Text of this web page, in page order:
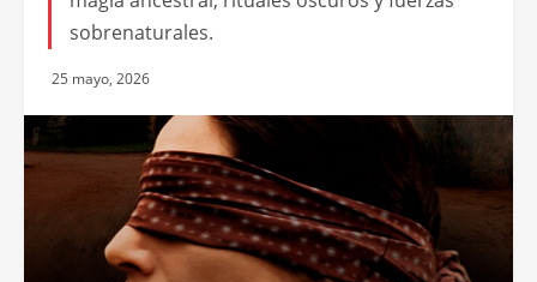
sobrenaturales.
25 mayo, 2026